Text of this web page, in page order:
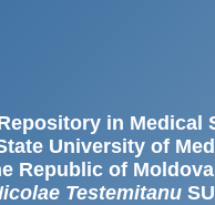
in Medical
University of
Republic of Moldova
Testemitanu